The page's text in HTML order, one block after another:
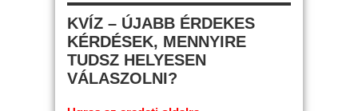
KVÍZ – ÚJABB ÉRDEKES
KÉRDÉSEK, MENNYIRE
TUDSZ HELYESEN
VÁLASZOLNI?